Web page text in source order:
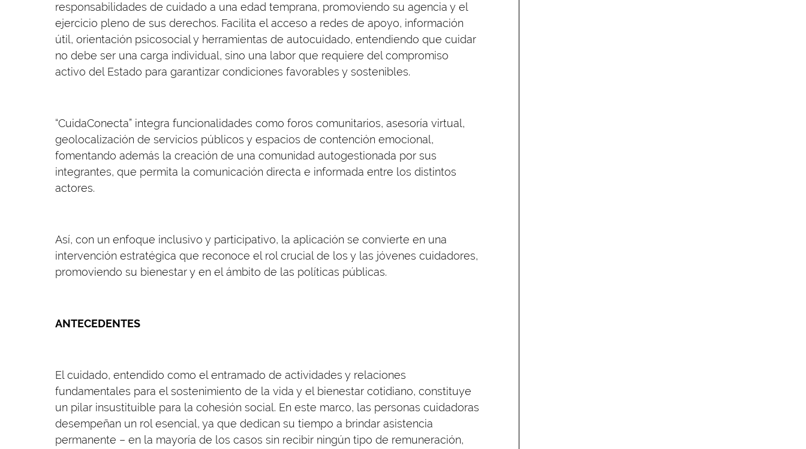
responsabilidades de cuidado a una edad temprana, promoviendo su agencia y el
ejercicio pleno de sus derechos. Facilita el acceso a redes de apoyo, información
útil, orientación psicosocial y herramientas de autocuidado, entendiendo que cuidar
no debe ser una carga individual, sino una labor que requiere del compromiso
activo del Estado para garantizar condiciones favorables y sostenibles.
“CuidaConecta” integra funcionalidades como foros comunitarios, asesoría virtual,
geolocalización de servicios públicos y espacios de contención emocional,
fomentando además la creación de una comunidad autogestionada por sus
integrantes, que permita la comunicación directa e informada entre los distintos
actores.
Así, con un enfoque inclusivo y participativo, la aplicación se convierte en una
intervención estratégica que reconoce el rol crucial de los y las jóvenes cuidadores,
promoviendo su bienestar y en el ámbito de las políticas públicas.
ANTECEDENTES
El cuidado, entendido como el entramado de actividades y relaciones
fundamentales para el sostenimiento de la vida y el bienestar cotidiano, constituye
un pilar insustituible para la cohesión social. En este marco, las personas cuidadoras
desempeñan un rol esencial, ya que dedican su tiempo a brindar asistencia
permanente – en la mayoría de los casos sin recibir ningún tipo de remuneración,